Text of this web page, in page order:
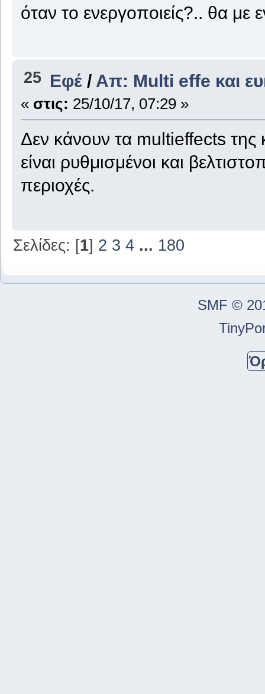
όταν το ενεργοποιείς?.. θα με
25 Εφέ / Απ: Multi effe και
« στις: 25/10/17, 07:29 »
Δεν κάνουν τα multieffects της
είναι ρυθμισμένοι και
περιοχές.
Σελίδες: [1] 2 3 4 ... 180
SMF ©